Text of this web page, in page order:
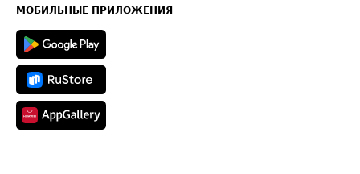
Техническая информация
МОБИЛЬНЫЕ ПРИЛОЖЕНИЯ